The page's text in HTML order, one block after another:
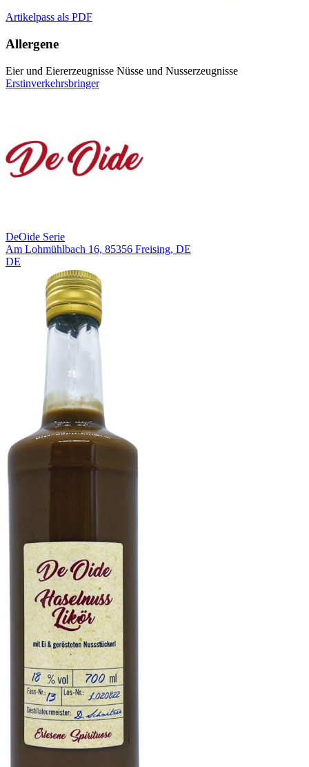
Artikelpass als PDF
Allergene
Eier und Eiererzeugnisse Nüsse und Nusserzeugnisse
Erstinverkehrsbringer
DeOide Serie
Am Lohmühlbach 16, 85356 Freising, DE
DE